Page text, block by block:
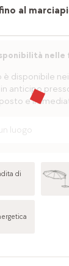
al
nelle
disponibile nei
anticipo
e
di